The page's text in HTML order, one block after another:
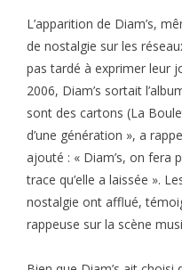
L’apparition de Diam’s,
de nostalgie sur les
pas tardé à exprimer leur
2006, Diam’s sortait
sont des cartons (La
d’une génération », a
ajouté : « Diam’s, on fera
trace qu’elle a laissée ».
nostalgie ont afflué,
rappeuse sur la scène